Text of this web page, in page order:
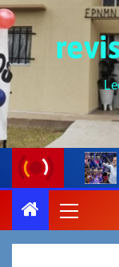
Neurociencia y